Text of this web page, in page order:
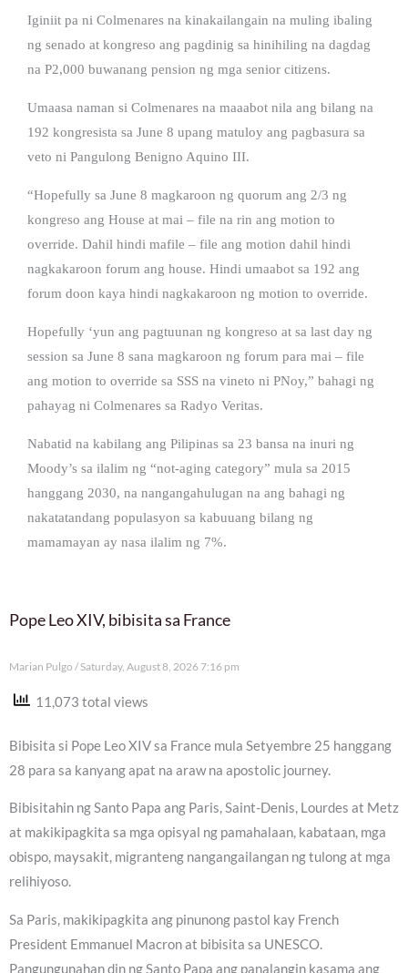
Iginiit pa ni Colmenares na kinakailangain na muling ibaling
ng senado at kongreso ang pagdinig sa hinihiling na dagdag
na P2,000 buwanang pension ng mga senior citizens.
Umaasa naman si Colmenares na maaabot nila ang bilang na
192 kongresista sa June 8 upang matuloy ang pagbasura sa
veto ni Pangulong Benigno Aquino III.
“Hopefully sa June 8 magkaroon ng quorum ang 2/3 ng
kongreso ang House at mai – file na rin ang motion to
override. Dahil hindi mafile – file ang motion dahil hindi
nagkakaroon forum ang house. Hindi umaabot sa 192 ang
forum doon kaya hindi nagkakaroon ng motion to override.
Hopefully ‘yun ang pagtuunan ng kongreso at sa last day ng
session sa June 8 sana magkaroon ng forum para mai – file
ang motion to override sa SSS na vineto ni PNoy,” bahagi ng
pahayag ni Colmenares sa Radyo Veritas.
Nabatid na kabilang ang Pilipinas sa 23 bansa na inuri ng
Moody’s sa ilalim ng “not-aging category” mula sa 2015
hanggang 2030, na nangangahulugan na ang bahagi ng
nakatatandang populasyon sa kabuuang bilang ng
mamamayan ay nasa ilalim ng 7%.
Pope Leo XIV, bibisita sa France
Marian Pulgo Saturday, August 8, 2026 7:16 pm
11,073 total views
Bibisita si Pope Leo XIV sa France mula Setyembre 25 hanggang
28 para sa kanyang apat na araw na apostolic journey.
Bibisitahin ng Santo Papa ang Paris, Saint-Denis, Lourdes at Metz
at makikipagkita sa mga opisyal ng pamahalaan, kabataan, mga
obispo, maysakit, migranteng nangangailangan ng tulong at mga
relihiyoso.
Sa Paris, makikipagkita ang pinunong pastol kay French
President Emmanuel Macron at bibisita sa UNESCO.
Pangungunahan din ng Santo Papa ang panalangin kasama ang